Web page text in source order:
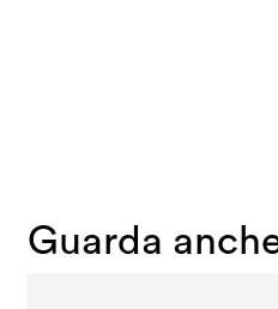
Guarda